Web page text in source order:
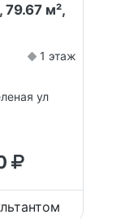
79.67 м²,
1 этаж
ул